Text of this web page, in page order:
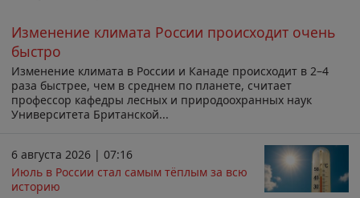
Изменение климата России происходит очень
быстро
Изменение климата в России и Канаде происходит в 2–4
раза быстрее, чем в среднем по планете, считает
профессор кафедры лесных и природоохранных наук
Университета Британской...
6 августа 2026 | 07:16
Июль в России стал самым тёплым за всю
историю